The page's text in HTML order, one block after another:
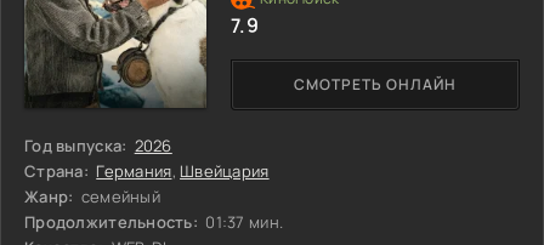
Год выпуска: 2026
Страна: Германия, Швейцария
Жанр: семейный
Продолжительность: 01:37 мин.
СМОТРЕТЬ ОНЛАЙН
7.9